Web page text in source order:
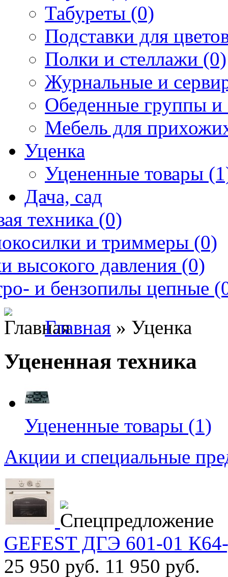
Табуреты (0)
Подставки для
Полки и стеллажи (0)
Журнальные и
Обеденные группы и
Мебель для
Уценка
Уцененные товары
Дача, сад
техника (0)
и триммеры (0)
высокого давления (0)
и бензопилы цепные
Главная » Уценка
Уцененная техника
Уцененные товары (1)
Акции и специальные
GEFEST ДГЭ 601-01
25 950 руб. 11 950 руб.